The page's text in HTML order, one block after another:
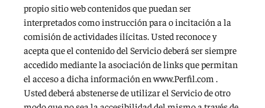
propio sitio web contenidos que puedan ser
interpretados como instrucción para o incitación a la
comisión de actividades ilícitas. Usted reconoce y
acepta que el contenido del Servicio deberá ser siempre
accedido mediante la asociación de links que permitan
el acceso a dicha información en www.Perfil.com .
Usted deberá abstenerse de utilizar el Servicio de otro